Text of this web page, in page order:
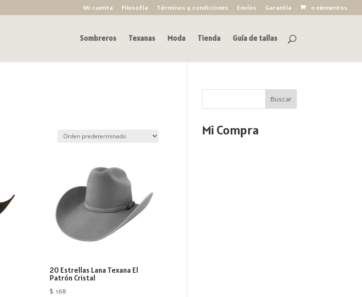
Mi cuenta Filosofía Términos y condiciones Envíos Garantía 0 elementos
Sombreros Texanas Moda Tienda Guía de tallas
20 Estrellas Lana Texana El
Patrón Cristal
$ 168
Buscar
Mi Compra